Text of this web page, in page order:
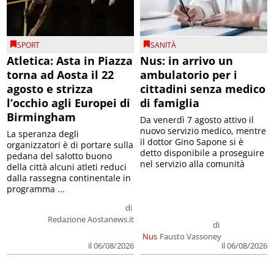
SPORT
Atletica: Asta in Piazza
torna ad Aosta il 22
agosto e strizza
l’occhio agli Europei di
Birmingham
di
Redazione Aostanews.it
il 06/08/2026
La speranza degli
organizzatori è di portare sulla
pedana del salotto buono
della città alcuni atleti reduci
dalla rassegna continentale in
programma ...
SANITÀ
Nus: in arrivo un
ambulatorio per i
cittadini senza medico
di famiglia
Nus
di
Fausto Vassoney
il 06/08/2026
Da venerdì 7 agosto attivo il
nuovo servizio medico, mentre
il dottor Gino Sapone si è
detto disponibile a proseguire
nel servizio alla comunità